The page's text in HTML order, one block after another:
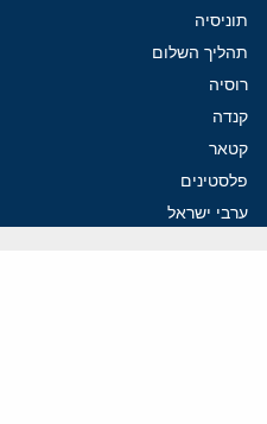
תוניסיה
תהליך השלום
רוסיה
קנדה
קטאר
פלסטינים
ערבי ישראל